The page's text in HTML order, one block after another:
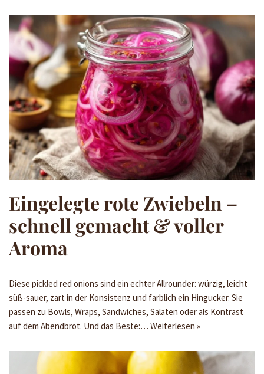
Eingelegte rote Zwiebeln –
schnell gemacht & voller
Aroma
Diese pickled red onions sind ein echter Allrounder: würzig, leicht
süß-sauer, zart in der Konsistenz und farblich ein Hingucker. Sie
passen zu Bowls, Wraps, Sandwiches, Salaten oder als Kontrast
auf dem Abendbrot. Und das Beste:… Weiterlesen »